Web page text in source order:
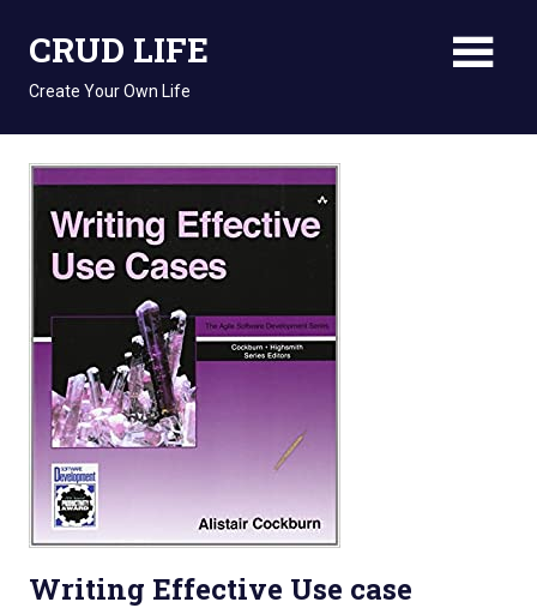
CRUD LIFE
Create Your Own Life
Writing Effective Use case